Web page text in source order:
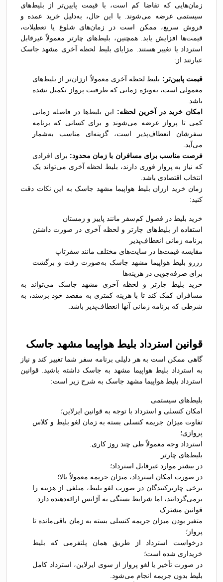
زمان‌هایی که تقاضا کم است، با قیمت پایین‌تر از بلیط‌های
سیستمی عرضه می‌شوند. با این حال، به‌دلیل خرید عمده و
فروش سریع، ممکن است در زمان‌های شلوغ یا تعطیلات،
قیمت‌ها افزایش یابد. همچنین، بلیط‌های چارتر معمولاً غیرقابل
استرداد یا تغییر هستند. مزایای بلیط لحظه آخری مشهد جاسک
عبارتند از:
قیمت پایین‌تر: بلیط لحظه آخری معمولاً ارزان‌تر از بلیط‌های
معمولی است، به‌ویژه زمانی که ظرفیت پرواز تکمیل نشده
باشد.
امکان خرید در آخرین لحظه: این بلیط‌ها در فاصله زمانی
کمی تا پرواز عرضه می‌شوند و برای کسانی که برنامه
سفرشان انعطاف‌پذیر است، گزینه‌ای مناسب به‌شمار
می‌آید.
فرصت مناسب برای مسافران با زمان محدود: برای افرادی
که نیاز به پرواز فوری دارند، بلیط لحظه آخری می‌تواند یک
انتخاب اقتصادی باشد.
زمان خرید ارزان بلیط هواپیما مشهد جاسک به این نکات دقت
کنید:
خرید بلیط در فصول کم‌سفر مانند پاییز و زمستان
استفاده از بلیط‌های چارتر و لحظه آخری در صورت داشتن
برنامه زمانی انعطاف‌پذیر
مقایسه قیمت‌ها در سایت‌های مختلف مانند سفرتاپ
رزرو بلیط هواپیما مشهد جاسک به‌صورت رفت و برگشت
برای صرفه‌جویی در هزینه‌ها
خرید بلیط چارتر و لحظه آخری مشهد جاسک می‌تواند به
مسافران کمک کند تا با هزینه کمتری به مقصد خود برسند، به
شرطی که برنامه زمانی آنها انعطاف‌پذیر باشد.
قوانین استرداد بلیط هواپیما مشهد جاسک
گاهی ممکن است به هر دلیلی برنامه سفر شما تغییر کند و نیاز
به استرداد بلیط هواپیما مشهد به جاسک داشته باشید. قوانین
استرداد بلیط هواپیما مشهد جاسک به شرح زیر است:
بلیط‌های سیستمی
امکان کنسلی و استرداد با توجه به قوانین ایرلاین؛
تفاوت میزان جریمه کنسلی بسته به زمان لغو بلیط و کلاس
پروازی؛
استرداد وجه معمولاً طی چند روز کاری.
بلیط‌های چارتر
در بیشتر موارد غیرقابل استرداد؛
در صورت امکان استرداد، میزان جریمه معمولاً بالا؛
برخی چارترکنندگان در صورت لغو بلیط، مبلغی از هزینه را
برمی‌گردانند، اما شرایط بستگی به آژانس ارائه‌دهنده دارد.
قوانین مشترک
متغیر بودن میزان جریمه کنسلی بسته به زمان باقی‌مانده تا
پرواز؛
درخواست استرداد از طریق همان پلتفرمی که بلیط
خریداری شده است؛
در صورت تأخیر یا لغو پرواز از سوی ایرلاین، استرداد کامل
بلیط بدون جریمه انجام می‌شود.